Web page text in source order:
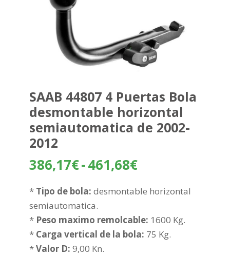
SAAB 44807 4 Puertas Bola
desmontable horizontal
semiautomatica de 2002-
2012
386,17€-461,68€Rango
precios:
386,17€
hasta
* Tipo de bola: desmontable horizontal
semiautomatica.
* Peso maximo remolcable: 1600 Kg.
* Carga vertical de la bola: 75 Kg.
*Valor D: 9,00 Kn.